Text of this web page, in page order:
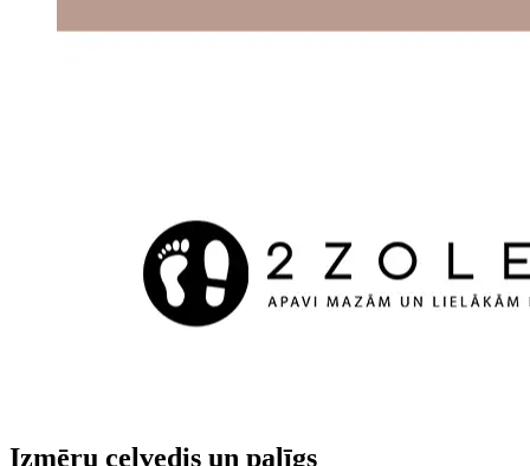
Izmēru ceļvedis un palīgs